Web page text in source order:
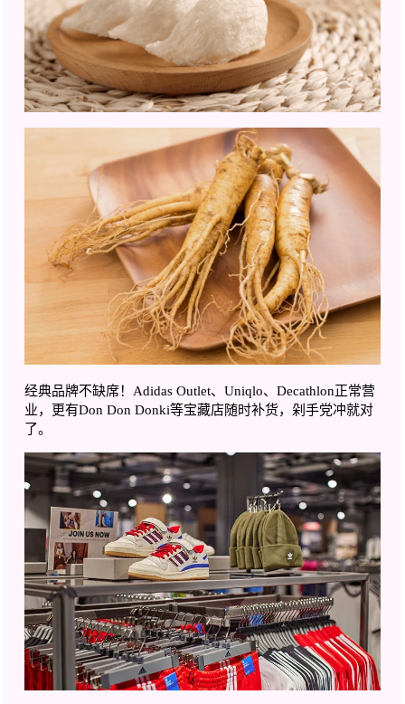
经典品牌不缺席！Adidas Outlet、Uniqlo、Decathlon正常营
业，更有Don Don Donki等宝藏店随时补货，剁手党冲就对
了。